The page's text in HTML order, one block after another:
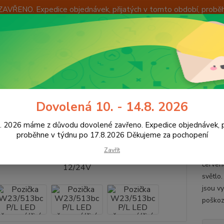
Expedice objednávek, přijatých v tomto období,
OKAMŽITÁ VÝMĚNA ZBOŽÍ
Hledat 8:00 -
LED osvětlení vozidel Obrysová světla "tykadlo" LED Pozička W23/
W23/513bc P/L LED
jsou
Dovolená 10. - 14.8. 2026
2026 máme z důvodu dovolené zavřeno. Expedice
proběhne v týdnu po 17.8.2026 Děkujeme za pochopení
Zavřít